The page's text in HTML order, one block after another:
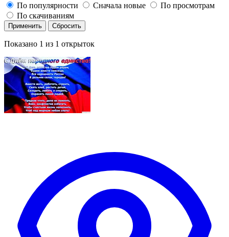
По популярности
Сначала новые
По просмотрам
По скачиваниям
Применить Сбросить
Показано 1 из 1 открыток